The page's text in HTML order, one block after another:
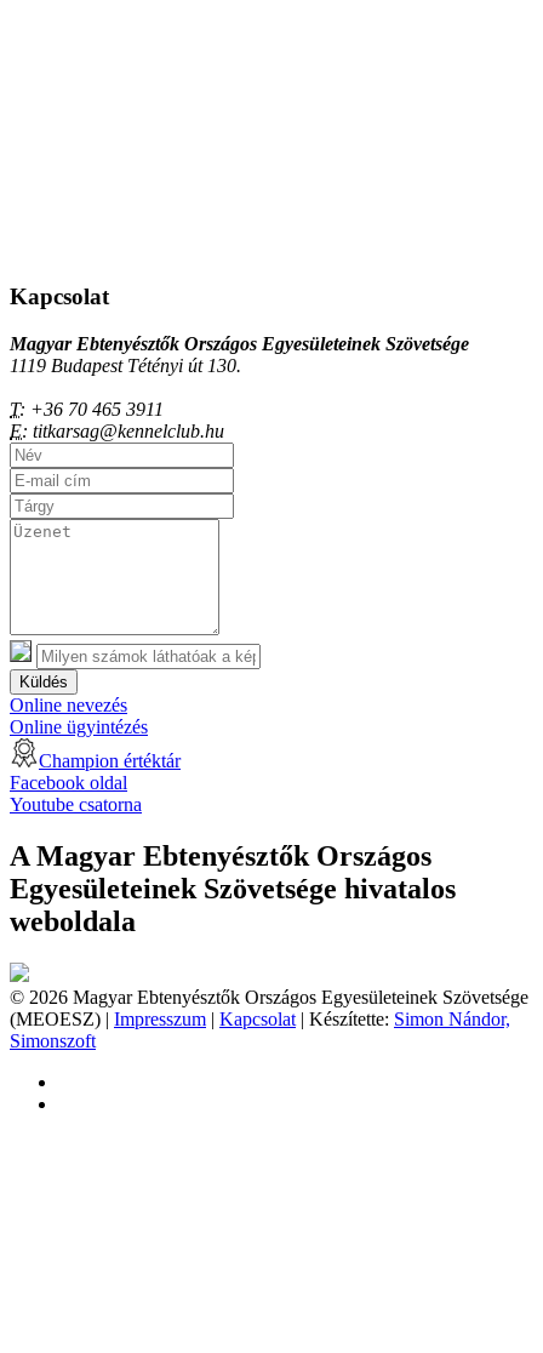
Kapcsolat
Magyar Ebtenyésztők Országos Egyesületeinek Szövetsége
1119 Budapest Tétényi út 130.
T: +36 70 465 3911
E: titkarsag@kennelclub.hu
Küldés
Online nevezés
Online ügyintézés
Champion értéktár
Facebook oldal
Youtube csatorna
A Magyar Ebtenyésztők Országos
Egyesületeinek Szövetsége hivatalos
weboldala
© 2026 Magyar Ebtenyésztők Országos Egyesületeinek Szövetsége
(MEOESZ) | Impresszum | Kapcsolat | Készítette: Simon Nándor,
Simonszoft